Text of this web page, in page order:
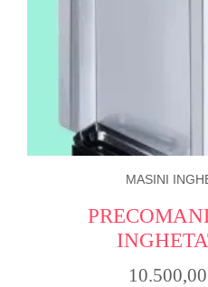
MASINI
10.500,00